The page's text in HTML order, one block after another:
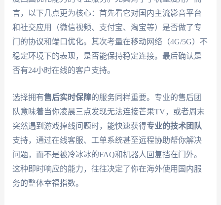
言，以下几点更为核心：首先看它对国内主流影音平台
和社交应用（微信视频、支付宝、淘宝等）是否做了专
门的协议和端口优化。其次考量在移动网络（4G/5G）不
稳定环境下的表现，是否能保持稳定连接。最后确认是
否有24小时在线的客户支持。
选择拥有售后实时保障的服务同样重要。专业的售后团
队意味着当你凌晨三点发现无法连接芒果TV，或者周末
突然遇到游戏掉线问题时，能快速获得专业的技术团队
支持，通过在线客服、工单系统甚至远程协助帮你解决
问题，而不是被冷冰冰的FAQ和机器人回复挡在门外。
这种即时响应的能力，往往决定了你在海外使用国内服
务的整体幸福指数。